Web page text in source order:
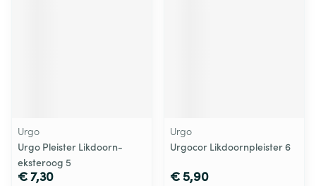
Urgo
Urgo Pleister Likdoorn-
eksteroog 5
€ 7,30
Urgo
Urgocor Likdoornpleister 6
€ 5,90